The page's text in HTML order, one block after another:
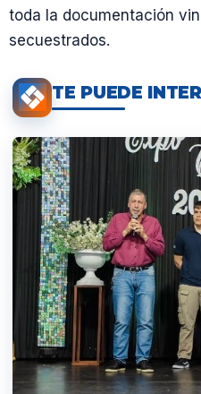
toda la documentación
secuestrados.
TE PUEDE